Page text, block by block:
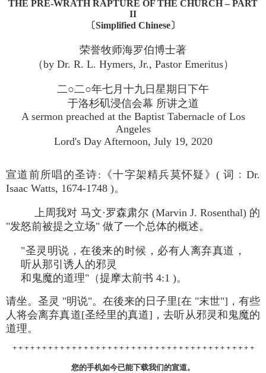
THE PRE-WRATH RAPTURE OF THE CHURCH – PART
II
〔Simplified Chinese〕
荣誉牧师海罗伯博士著
（by Dr. R. L. Hymers, Jr., Pastor Emeritus）
二○二○年七月十九日星期日下午
于洛杉矶浸信会幕 所讲之道
A sermon preached at the Baptist Tabernacle of Los
Angeles
Lord's Day Afternoon, July 19, 2020
宣道前所唱的圣诗:《十字架精兵莫怀疑》( 词﹕Dr.
Isaac Watts, 1674-1748 )。
上周我对 马文·罗森肃尔 (Marvin J. Rosenthal) 的
"发怒前被提之立场" 做了一个总体的概述。
"圣灵明说，在後来的时候，必有人离弃真道，
听从那引诱人的邪灵
和鬼魔的道理"（提摩太前书 4:1 )。
请坐。圣灵 "明说"。在後来的日子里[在 "末世"]，有些
人将会离弃真道[圣经里的真道]，去听从邪灵和鬼魔的
道理。
+ + + + + + + + + + + + + + + + + + + + + + + + + + + + + + + + + + + + + + + + +
您的手机如今已能下载我们的宣道。